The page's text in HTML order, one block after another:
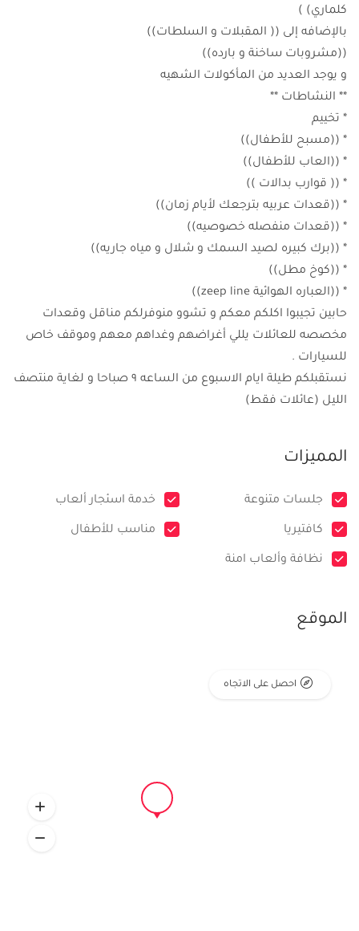
كلماري) )
بالإضافه إلى (( المقبلات و السلطات))
((مشروبات ساخنة و بارده))
و يوجد العديد من المأكولات الشهيه
** النشاطات **
* تخييم
* ((مسبح للأطفال))
* ((العاب للأطفال))
* (( قوارب بدالات ))
* ((قعدات عربيه بترجعك لأيام زمان))
* ((قعدات منفصله خصوصيه))
* ((برك كبيره لصيد السمك و شلال و مياه جاريه))
* ((كوخ مطل))
* ((العباره الهوائية zeep line))
حابين تجيبوا اكلكم معكم و تشوو منوفرلكم مناقل وقعدات
مخصصه للعائلات يللي أغراضهم وغداهم معهم وموقف خاص
للسيارات .
نستقبلكم طيلة ايام الاسبوع من الساعه ٩ صباحا و لغاية منتصف
الليل (عائلات فقط)
المميزات
جلسات متنوعة خدمة اسئجار ألعاب
كافتيريا مناسب للأطفال
نظافة وألعاب امنة
الموقع
احصل على الاتجاه